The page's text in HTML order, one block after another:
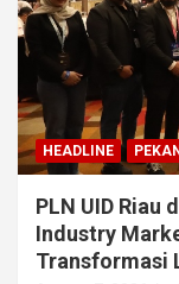
HEADLINE
PLN UID Riau
Industry
Transformasi